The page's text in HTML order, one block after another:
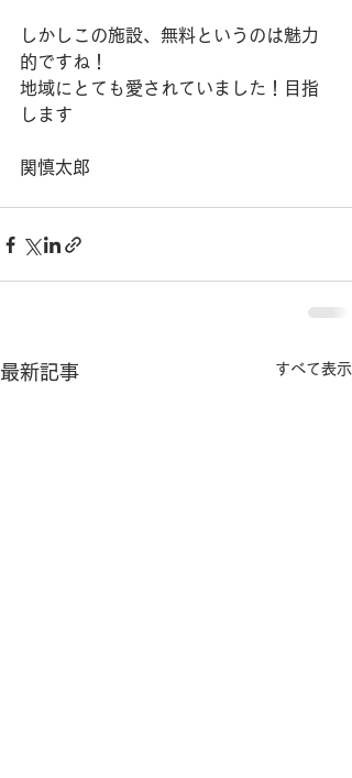
しかしこの施設、無料というのは魅力
的ですね！
地域にとても愛されていました！目指
します
関慎太郎
最新記事 すべて表示